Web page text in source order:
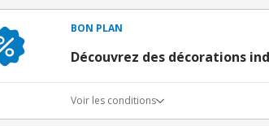
BON PLAN
Découvrez des décorations
Voir les conditions